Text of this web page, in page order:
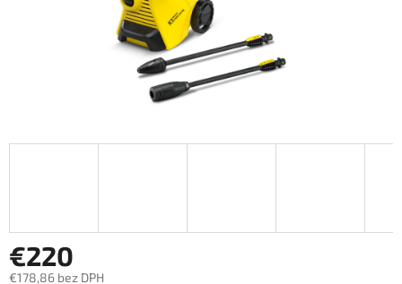
€220
€178,86 bez DPH